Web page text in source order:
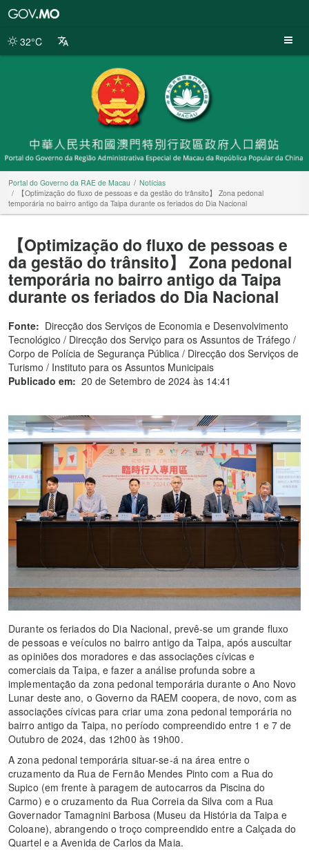
da
32°C
Portal do Governo da RAE de Macau
Notícias
【Optimização do fluxo de pessoas e da gestão do trânsito】 Zona pedonal
temporária no bairro antigo da Taipa durante os feriados do Dia Nacional
【Optimização do fluxo de pessoas e
da gestão do trânsito】 Zona pedonal
temporária no bairro antigo da Taipa
durante os feriados do Dia Nacional
Fonte: Direcção dos Serviços de Economia e Desenvolvimento
Tecnológico / Direcção dos Serviço para os Assuntos de Tráfego /
Corpo de Polícia de Segurança Pública / Direcção dos Serviços de
Turismo / Instituto para os Assuntos Municipais
Publicado em: 20 de Setembro de 2024 às 14:41
Durante os feriados do Dia Nacional, prevê-se um grande fluxo
de pessoas e veículos no bairro antigo da Taipa, após auscultar
as opiniões dos moradores e das associações cívicas e
comerciais da Taipa, e fazer a análise profunda sobre a
implementação da zona pedonal temporária durante o Ano Novo
Lunar deste ano, o Governo da RAEM coopera, de novo, com as
associações cívicas para criar uma zona pedonal temporária no
bairro antigo da Taipa, no período compreendido entre 1 e 7 de
Outubro de 2024, das 12h00 às 19h00.
A zona pedonal temporária situar-se-á na área entre o
cruzamento da Rua de Fernão Mendes Pinto com a Rua do
Supico (em frente à paragem de autocarros da Piscina do
Carmo) e o cruzamento da Rua Correia da Silva com a Rua
Governador Tamagnini Barbosa (Museu da História da Taipa e
Coloane), abrangendo o troço compreendido entre a Calçada do
Quartel e a Avenida de Carlos da Maia.